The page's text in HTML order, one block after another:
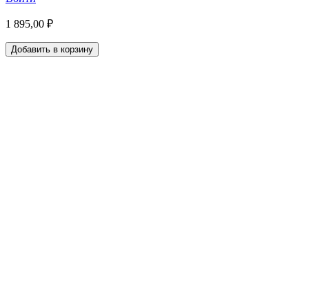
1 895,00 ₽
Добавить в корзину